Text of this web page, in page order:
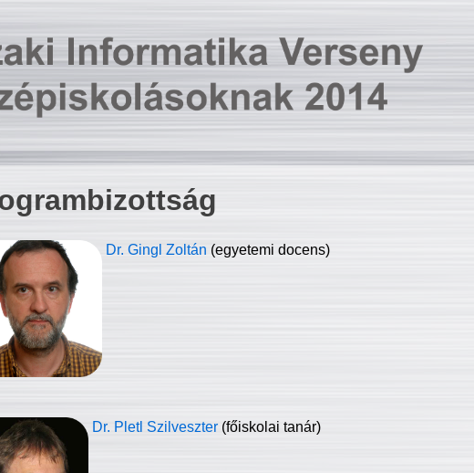
Dr. Gingl Zoltán (egyetemi docens)
Dr. Pletl Szilveszter (főiskolai tanár)